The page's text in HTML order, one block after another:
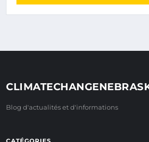
Blog d'actualités et d'informations